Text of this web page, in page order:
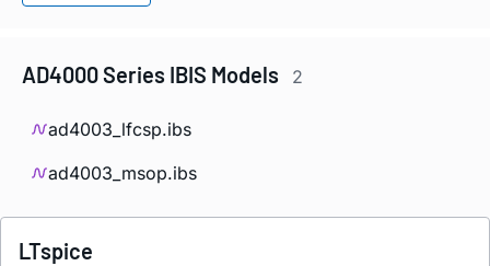
AD4000 Series IBIS Models 2
ad4003_lfcsp.ibs
ad4003_msop.ibs
LTspice